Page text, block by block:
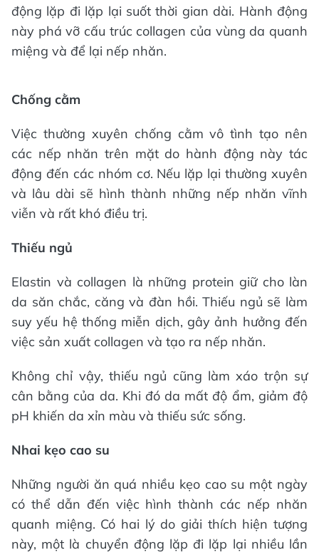
động lặp đi lặp lại suốt thời gian dài. Hành động
này phá vỡ cấu trúc collagen của vùng da quanh
miệng và để lại nếp nhăn.
Chống cằm
Việc thường xuyên chống cằm vô tình tạo nên
các nếp nhăn trên mặt do hành động này tác
động đến các nhóm cơ. Nếu lặp lại thường xuyên
và lâu dài sẽ hình thành những nếp nhăn vĩnh
viễn và rất khó điều trị.
Thiếu ngủ
Elastin và collagen là những protein giữ cho làn
da săn chắc, căng và đàn hồi. Thiếu ngủ sẽ làm
suy yếu hệ thống miễn dịch, gây ảnh hưởng đến
việc sản xuất collagen và tạo ra nếp nhăn.
Không chỉ vậy, thiếu ngủ cũng làm xáo trộn sự
cân bằng của da. Khi đó da mất độ ẩm, giảm độ
pH khiến da xỉn màu và thiếu sức sống.
Nhai kẹo cao su
Những người ăn quá nhiều kẹo cao su một ngày
có thể dẫn đến việc hình thành các nếp nhăn
quanh miệng. Có hai lý do giải thích hiện tượng
này, một là chuyển động lặp đi lặp lại nhiều lần